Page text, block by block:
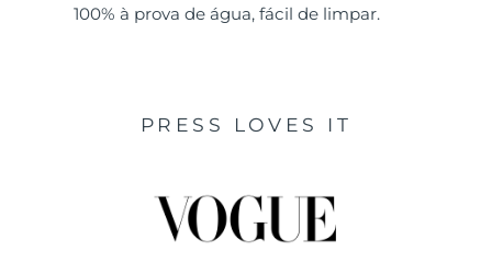
100% à prova de água, fácil de limpar.
PRESS LOVES IT